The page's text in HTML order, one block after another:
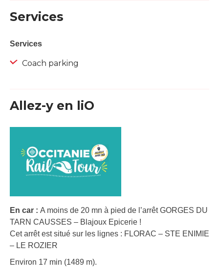
Services
Services
Coach parking
Allez-y en liO
En car : A moins de 20 mn à pied de l’arrêt GORGES DU
TARN CAUSSES – Blajoux Epicerie !
Cet arrêt est situé sur les lignes : FLORAC – STE ENIMIE
– LE ROZIER
Environ 17 min (1489 m).